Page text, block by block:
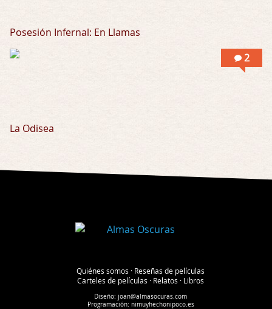
Posesión Infernal: En Llamas
2
La Odisea
Quiénes somos · Reseñas de películas
Carteles de películas · Relatos · Libros
Diseño:joan@almasocuras.com
Programación: nimuyhechonipoco.es